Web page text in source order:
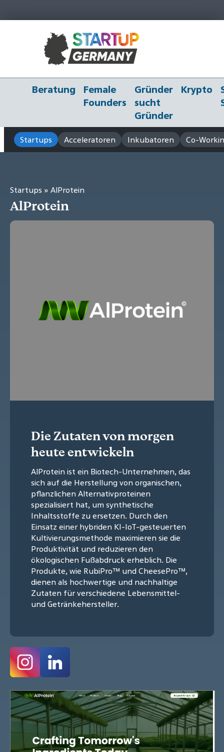
Beratung
Female
Founders
Gründer
sucht
Gründer
Krypto
Startups Acceleratoren Inkubatoren Co-
Startups » AlProtein
AlProtein
Die Zutaten von morgen
heute entwickeln
AlProtein ist ein Biotech-Unternehmen, das
sich auf die Herstellung von organischen,
pflanzlichen Alternativproteinen
spezialisiert hat, um synthetische
Inhaltsstoffe zu ersetzen. Durch den
Einsatz einer hybriden KI-IoT-gesteuerten
Kultivierungsmethode maximieren sie die
Produktivität und reduzieren den
ökologischen Fußabdruck erheblich. Die
Produkte, wie RubiPro™ und CheesePro™,
dienen als hochwertige und nachhaltige
Zutaten für verschiedene Lebensmittel-
und Getränkehersteller.